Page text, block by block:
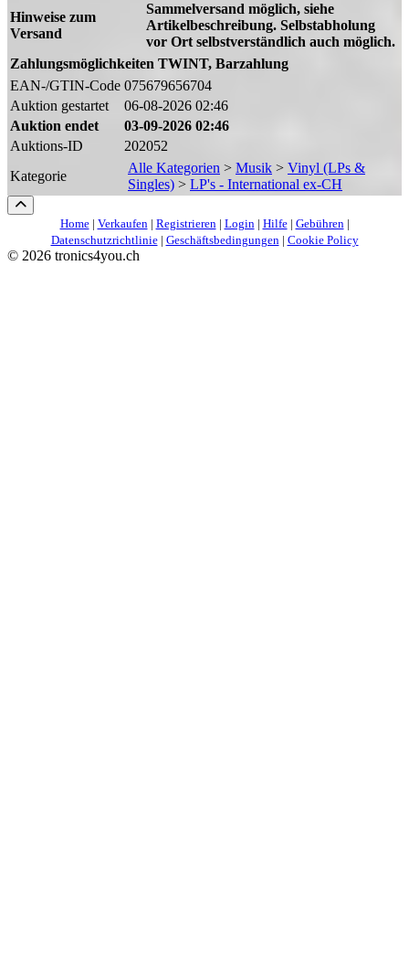
Hinweise zum
Versand
Sammelversand möglich, siehe
Artikelbeschreibung. Selbstabholung
vor Ort selbstverständlich auch möglich.
Zahlungsmöglichkeiten TWINT, Barzahlung
EAN-/GTIN-Code 075679656704
Auktion gestartet
06-08-2026 02:46
Auktion endet
03-09-2026 02:46
Auktions-ID
202052
Kategorie
Alle Kategorien > Musik > Vinyl (LPs &
Singles) > LP's - International ex-CH
Home| Verkaufen| Registrieren| Login| Hilfe| Gebühren|
Datenschutzrichtlinie| Geschäftsbedingungen| Cookie Policy
© 2026 tronics4you.ch